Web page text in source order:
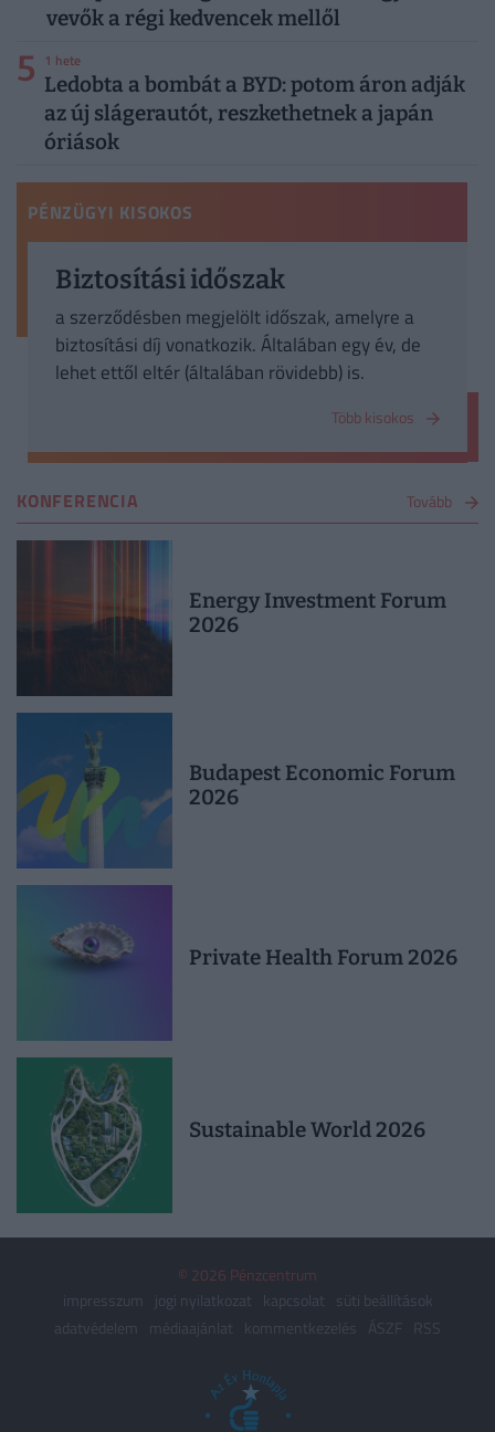
vevők a régi kedvencek mellől
5 1 hete
Ledobta a bombát a BYD: potom áron adják
az új slágerautót, reszkethetnek a japán
óriások
PÉNZÜGYI KISOKOS
Biztosítási időszak
a szerződésben megjelölt időszak, amelyre a
biztosítási díj vonatkozik. Általában egy év, de
lehet ettől eltér (általában rövidebb) is.
Több kisokos
KONFERENCIA Tovább
Energy Investment Forum
2026
Budapest Economic Forum
2026
Private Health Forum 2026
Sustainable World 2026
© 2026 Pénzcentrum
impresszum
jogi nyilatkozat kapcsolat
süti beállítások
adatvédelem
médiaajánlat kommentkezelés ÁSZF RSS